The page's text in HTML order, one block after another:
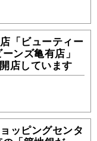
「ビューティー
ンズ亀有店」
店しています
ッピングセンタ